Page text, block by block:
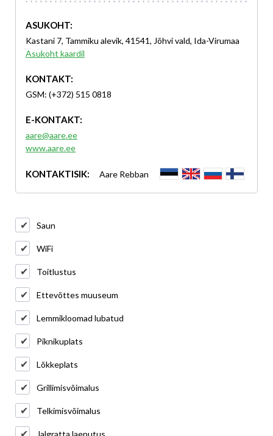
ASUKOHT:
Kastani 7, Tammiku alevik, 41541, Jõhvi vald, Ida-Virumaa
Asukoht kaardil
KONTAKT:
GSM: (+372) 515 0818
E-KONTAKT:
aare@aare.ee
www.aare.ee
KONTAKTISIK: Aare Rebban
Saun
WiFi
Toitlustus
Ettevõttes muuseum
Lemmikloomad lubatud
Piknikuplats
Lõkkeplats
Grillimisvõimalus
Telkimisvõimalus
Jalgratta laenutus